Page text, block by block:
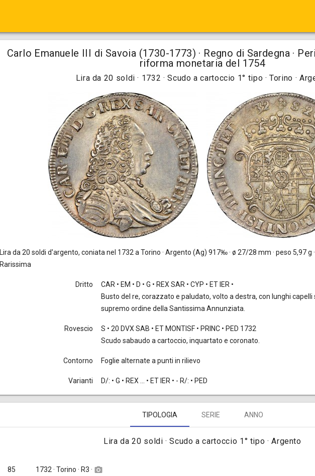
Carlo Emanuele III di Savoia (1730-1773) · Regno di Sardegna ·
riforma monetaria del 1754
Lira da 20 soldi · 1732 · Scudo a cartoccio 1° tipo · Torino ·
Lira da 20 soldi d'argento, coniata nel 1732 a Torino · Argento (Ag) 917‰ · ø 27/28 mm · peso 5,97 g ·
Rarissima
Dritto
CAR • EM • D • G • REX SAR • CYP • ET IER •
Busto del re, corazzato e paludato, volto a destra, con lunghi capelli
supremo ordine della Santissima Annunziata.
Rovescio
S • 20 DVX SAB • ET MONTISF • PRINC • PED 1732
Scudo sabaudo a cartoccio, inquartato e coronato.
Contorno Foglie alternate a punti in rilievo
Varianti D/: • G • REX ... • ET IER • - R/: • PED
TIPOLOGIA SERIE ANNO
Lira da 20 soldi · Scudo a cartoccio 1° tipo · Argento
85 1732 · Torino · R3 · camera_alt